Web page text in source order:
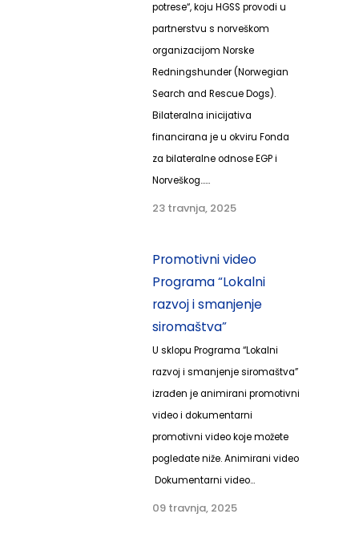
potrese“, koju HGSS provodi u
partnerstvu s norveškom
organizacijom Norske
Redningshunder (Norwegian
Search and Rescue Dogs).
Bilateralna inicijativa
financirana je u okviru Fonda
za bilateralne odnose EGP i
Norveškog......
23 travnja, 2025
Promotivni video
Programa “Lokalni
razvoj i smanjenje
siromaštva”
U sklopu Programa “Lokalni
razvoj i smanjenje siromaštva”
izrađen je animirani promotivni
video i dokumentarni
promotivni video koje možete
pogledate niže. Animirani video
Dokumentarni video...
09 travnja, 2025